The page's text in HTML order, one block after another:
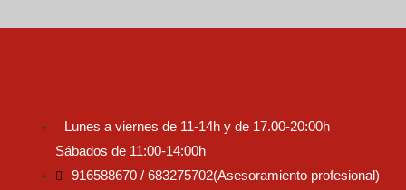
Lunes a viernes de 11-14h y de 17.00-20:00h
Sábados de 11:00-14:00h
916588670 / 683275702(Asesoramiento profesional)